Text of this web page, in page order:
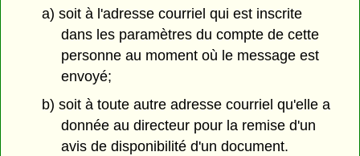
a) soit à l'adresse courriel qui est inscrite
dans les paramètres du compte de cette
personne au moment où le message est
envoyé;
b) soit à toute autre adresse courriel qu'elle a
donnée au directeur pour la remise d'un
avis de disponibilité d'un document.